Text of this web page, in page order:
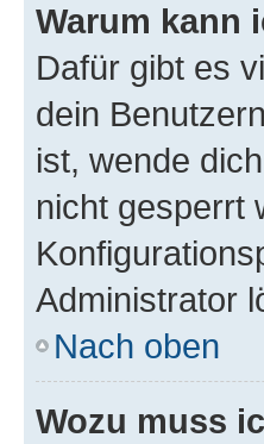
Warum kann
Dafür gibt es
dein
ist, wende
nicht gesperrt
Administrator
Nach oben
Wozu muss